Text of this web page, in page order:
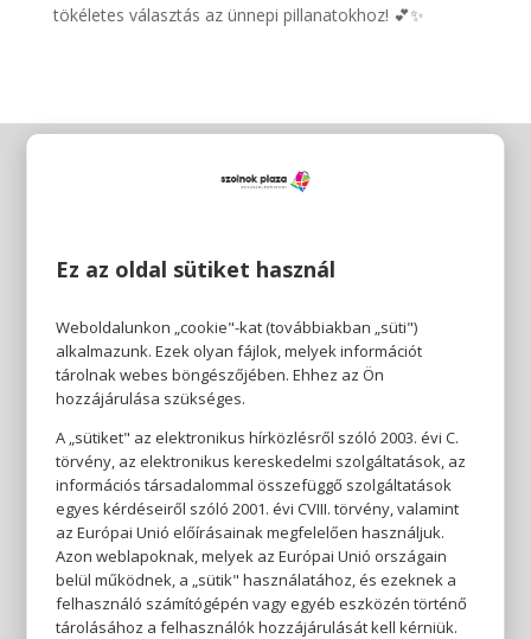
tökéletes választás az ünnepi pillanatokhoz! 💕✨
Ez az oldal sütiket használ
Weboldalunkon „cookie"-kat (továbbiakban „süti")
alkalmazunk. Ezek olyan fájlok, melyek információt
tárolnak webes böngészőjében. Ehhez az Ön
hozzájárulása szükséges.
A „sütiket" az elektronikus hírközlésről szóló 2003. évi C.
törvény, az elektronikus kereskedelmi szolgáltatások, az
információs társadalommal összefüggő szolgáltatások
egyes kérdéseiről szóló 2001. évi CVIII. törvény, valamint
az Európai Unió előírásainak megfelelően használjuk.
Azon weblapoknak, melyek az Európai Unió országain
belül működnek, a „sütik" használatához, és ezeknek a
felhasználó számítógépén vagy egyéb eszközén történő
tárolásához a felhasználók hozzájárulását kell kérniük.